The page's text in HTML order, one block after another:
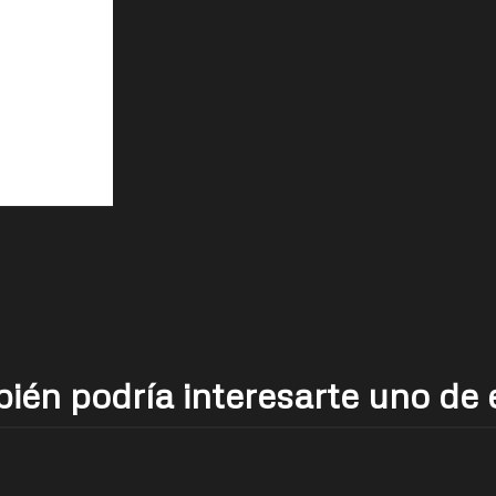
podría interesarte uno de